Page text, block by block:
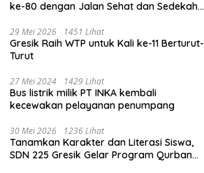
ke-80 dengan Jalan Sehat dan Sedekah
29 Mei 2026 1451 Lihat
Gresik Raih WTP untuk Kali ke-11 Berturut-
Turut
27 Mei 2024 1429 Lihat
Bus listrik milik PT INKA kembali
kecewakan pelayanan penumpang
30 Mei 2026 1236 Lihat
Tanamkan Karakter dan Literasi Siswa,
SDN 225 Gresik Gelar Program Qurban